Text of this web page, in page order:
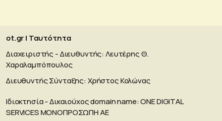
ot.gr | Ταυτότητα
Διαχειριστής - Διευθυντής: Λευτέρης Θ.
Χαραλαμπόπουλος
Διευθυντής Σύνταξης: Χρήστος Κολώνας
Ιδιοκτησία - Δικαιούχος domain name: ΟΝΕ DIGITAL
SERVICES MONOΠΡΟΣΩΠΗ ΑΕ